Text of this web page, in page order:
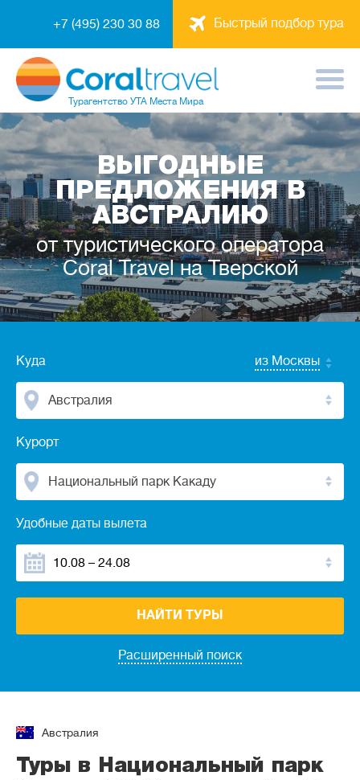
Быстрый подбор тура
+7 (495) 230 30 88
Турагентство УТА Места Мира
ВЫГОДНЫЕ
ПРЕДЛОЖЕНИЯ В
АВСТРАЛИЮ
от туристического оператора
Coral Travel на Тверской
Куда из Москвы
Австралия
Курорт
Национальный парк Какаду
Удобные даты вылета
Расширенный поиск
НАЙТИ ТУРЫ
Австралия
Туры в Национальный парк